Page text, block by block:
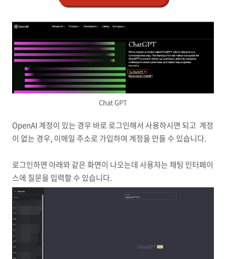
Chat GPT
OpenAI 계정이 있는 경우 바로 로그인해서 사용하시면 되고 계정
이 없는 경우, 이메일 주소로 가입하여 계정을 만들 수 있습니다.
로그인하면 아래와 같은 화면이 나오는데 사용자는 채팅 인터페이
스에 질문을 입력할 수 있습니다.